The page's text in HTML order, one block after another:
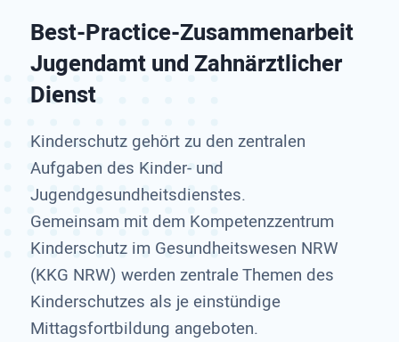
Best-Practice-Zusammenarbeit
Jugendamt und Zahnärztlicher
Dienst
Kinderschutz gehört zu den zentralen
Aufgaben des Kinder- und
Jugendgesundheitsdienstes.
Gemeinsam mit dem Kompetenzzentrum
Kinderschutz im Gesundheitswesen NRW
(KKG NRW) werden zentrale Themen des
Kinderschutzes als je einstündige
Mittagsfortbildung angeboten.